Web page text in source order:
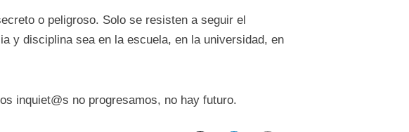
o peligroso. Solo se resisten a seguir el
y disciplina sea en la escuela, en la universidad, en
inquiet@s no progresamos, no hay futuro.